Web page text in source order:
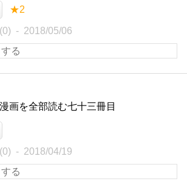
★2
2018/05/06
画を全部読む七十三冊目
2018/04/19